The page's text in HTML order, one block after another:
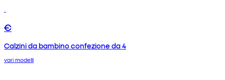
€
Calzini da bambino confezione da 4
vari modelli